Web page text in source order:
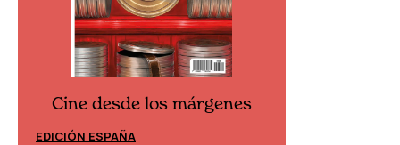
Cine desde los márgenes
EDICIÓN ESPAÑA